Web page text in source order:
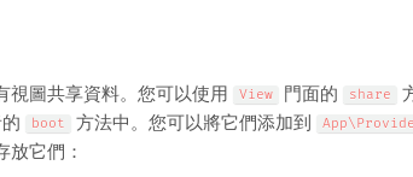
視圖共享資料。您可以使用 View 門面的 share
boot 方法中。您可以將它們添加到 App\
放它們：